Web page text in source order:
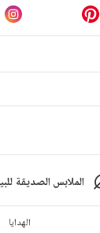
الملابس الصديقة
الهدايا